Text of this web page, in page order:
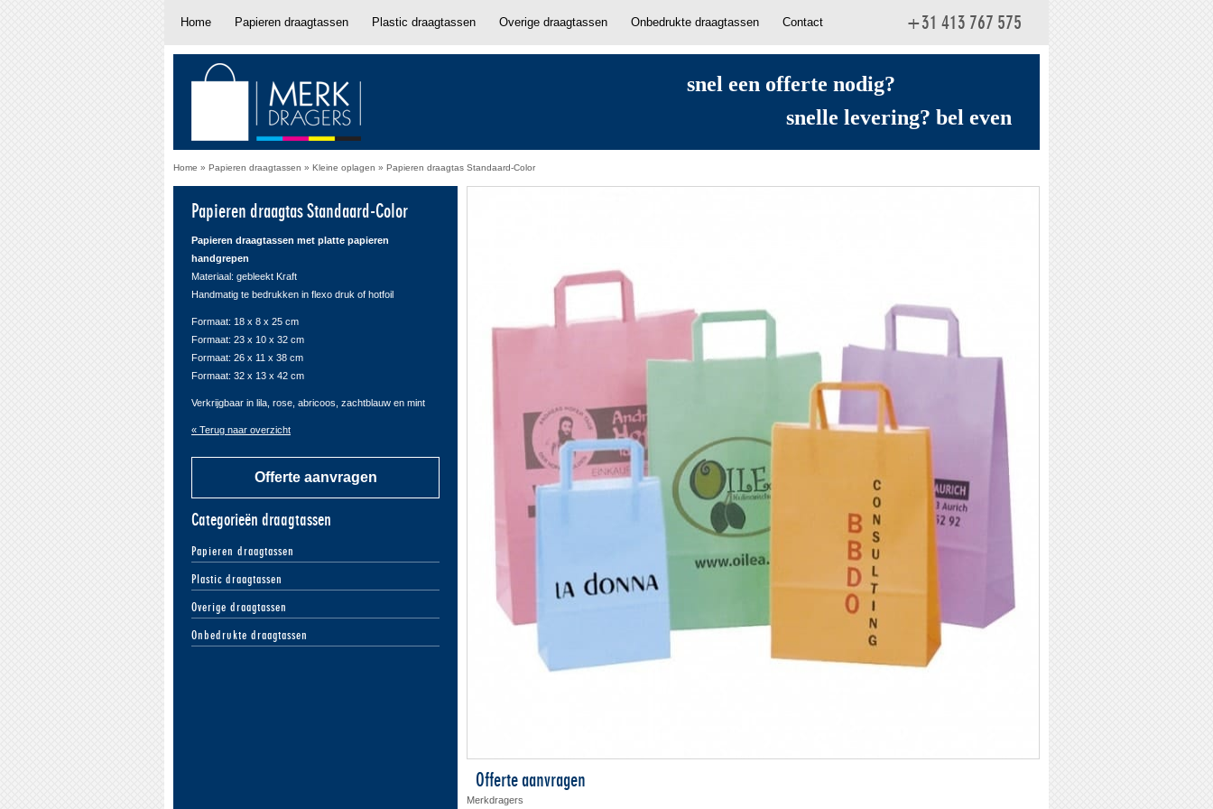
Home Papieren draagtassen Plastic draagtassen Overige draagtassen Onbedrukte draagtassen Contact +31 413 767 575
snel een offerte nodig?
snelle levering? bel even
Home » Papieren draagtassen » Kleine oplagen » Papieren draagtas Standaard-Color
Papieren draagtas Standaard-Color
Papieren draagtassen met platte papieren
handgrepen
Materiaal: gebleekt Kraft
Handmatig te bedrukken in flexo druk of hotfoil
Formaat: 18 x 8 x 25 cm
Formaat: 23 x 10 x 32 cm
Formaat: 26 x 11 x 38 cm
Formaat: 32 x 13 x 42 cm
Verkrijgbaar in lila, rose, abricoos, zachtblauw en mint
« Terug naar overzicht
Offerte aanvragen
Categorieën draagtassen
Papieren draagtassen
Plastic draagtassen
Overige draagtassen
Onbedrukte draagtassen
Offerte aanvragen
Merkdragers